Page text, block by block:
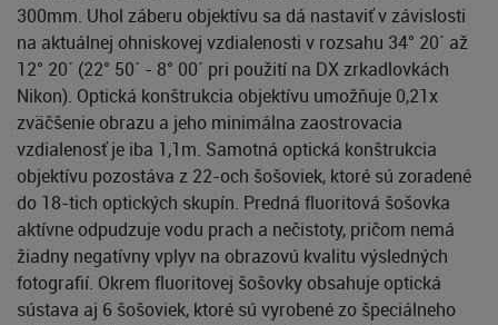
300mm. Uhol záberu objektívu sa dá nastaviť v závislosti
na aktuálnej ohniskovej vzdialenosti v rozsahu 34° 20´ až
12° 20´ (22° 50´ - 8° 00´ pri použití na DX zrkadlovkách
Nikon). Optická konštrukcia objektívu umožňuje 0,21x
zväčšenie obrazu a jeho minimálna zaostrovacia
vzdialenosť je iba 1,1m. Samotná optická konštrukcia
objektívu pozostáva z 22-och šošoviek, ktoré sú zoradené
do 18-tich optických skupín. Predná fluoritová šošovka
aktívne odpudzuje vodu prach a nečistoty, pričom nemá
žiadny negatívny vplyv na obrazovú kvalitu výsledných
fotografií. Okrem fluoritovej šošovky obsahuje optická
sústava aj 6 šošoviek, ktoré sú vyrobené zo špeciálneho